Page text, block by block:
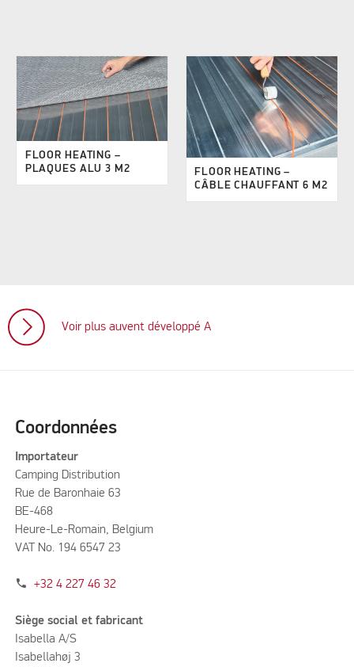
FLOOR HEATING –
PLAQUES ALU 3 M2
FLOOR HEATING –
CÂBLE CHAUFFANT 6 M2
Voir plus auvent développé A
Coordonnées
Importateur
Camping Distribution
Rue de Baronhaie 63
BE-468
Heure-Le-Romain, Belgium
VAT No. 194 6547 23
phone +32 4 227 46 32
Siège social et fabricant
Isabella A/S
Isabellahøj 3